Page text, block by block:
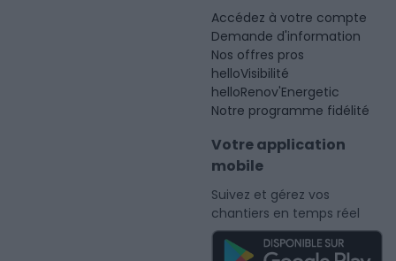
Accédez à votre compte
Demande d'information
Nos offres pros
helloVisibilité
helloRenov'Energetic
Notre programme fidélité
Votre application
mobile
Suivez et gérez vos
chantiers en temps réel